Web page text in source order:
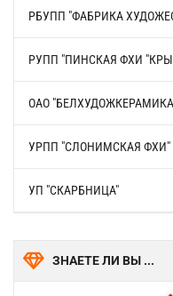
РБУПП "ФАБРИКА
РУПП "ПИНСКАЯ ФХИ
ОАО
УРПП "СЛОНИМСКАЯ ФХИ"
УП "СКАРБНИЦА"
ЗНАЕТЕ ЛИ ВЫ ...